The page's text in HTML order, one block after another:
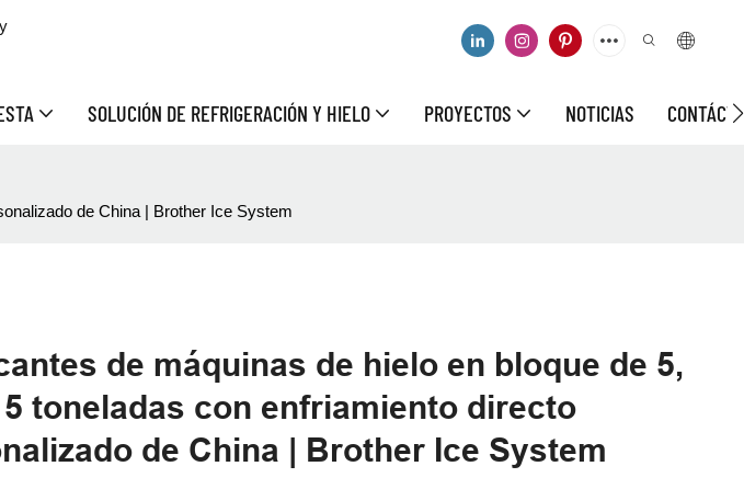
SOLUCIÓN DE REFRIGERACIÓN Y HIELO PROYECTOS NOTICIAS
de China | Brother Ice System
de máquinas de hielo en bloque de 5,
toneladas con enfriamiento directo
de China | Brother Ice System